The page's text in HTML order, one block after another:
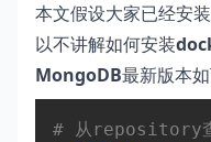
本文假设大家已经安
以不讲解如何安装
MongoDB最新版本如
# 从repository查